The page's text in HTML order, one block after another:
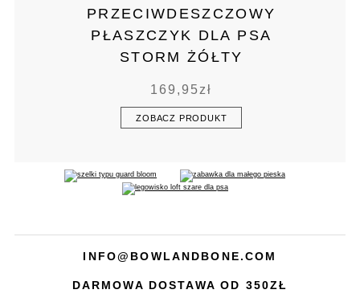
PRZECIWDESZCZOWY
PŁASZCZYK DLA PSA
STORM ŻÓŁTY
169,95zł
ZOBACZ PRODUKT
INFO@BOWLANDBONE.COM
DARMOWA DOSTAWA OD 350ZŁ